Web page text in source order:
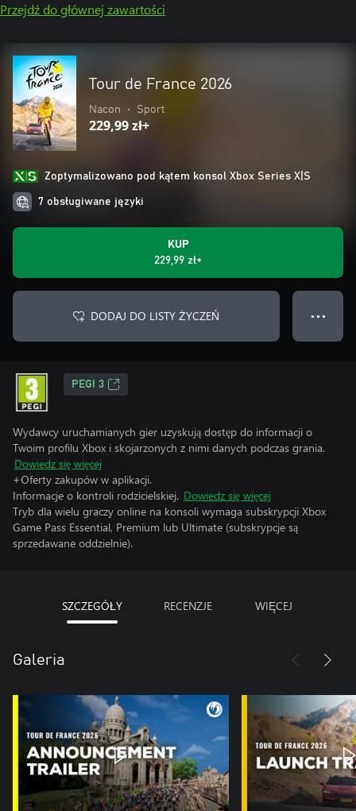
Przejdź do głównej zawartości
Tour de France 2026
Nacon • Sport
229,99 zł+
Zoptymalizowano pod kątem konsol Xbox Series X|S
7 obsługiwane języki
KUP
229,99 zł+
DODAJ DO LISTY ŻYCZEŃ ● ● ●
PEGI 3
Wydawcy uruchamianych gier uzyskują dostęp do informacji o
Twoim profilu Xbox i skojarzonych z nimi danych podczas grania.
Dowiedz się więcej
+Oferty zakupów w aplikacji.
Informacje o kontroli rodzicielskiej. Dowiedz się więcej
Tryb dla wielu graczy online na konsoli wymaga subskrypcji Xbox
Game Pass Essential, Premium lub Ultimate (subskrypcje są
sprzedawane oddzielnie).
SZCZEGÓŁY RECENZJE WIĘCEJ
Galeria